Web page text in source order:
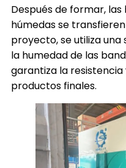
Después de formar,
húmedas se
proyecto, se utiliza
la humedad de las
garantiza la resistencia
productos finales.